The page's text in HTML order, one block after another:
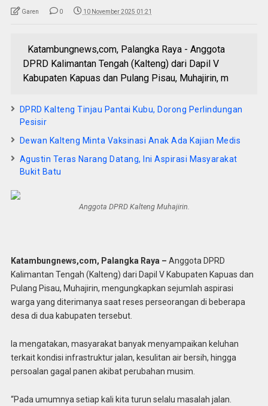
Garen 0 10 November 2025 01:21
Katambungnews,com, Palangka Raya - Anggota
DPRD Kalimantan Tengah (Kalteng) dari Dapil V
Kabupaten Kapuas dan Pulang Pisau, Muhajirin, m
DPRD Kalteng Tinjau Pantai Kubu, Dorong Perlindungan
Pesisir
Dewan Kalteng Minta Vaksinasi Anak Ada Kajian Medis
Agustin Teras Narang Datang, Ini Aspirasi Masyarakat
Bukit Batu
Anggota DPRD Kalteng Muhajirin.
Katambungnews,com, Palangka Raya – Anggota DPRD
Kalimantan Tengah (Kalteng) dari Dapil V Kabupaten Kapuas dan
Pulang Pisau, Muhajirin, mengungkapkan sejumlah aspirasi
warga yang diterimanya saat reses perseorangan di beberapa
desa di dua kabupaten tersebut.
Ia mengatakan, masyarakat banyak menyampaikan keluhan
terkait kondisi infrastruktur jalan, kesulitan air bersih, hingga
persoalan gagal panen akibat perubahan musim.
“Pada umumnya setiap kali kita turun selalu masalah jalan.